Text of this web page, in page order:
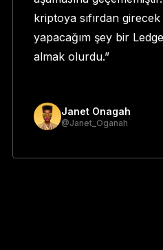
kriptoya sıfırdan
yapacağım şey bir
almak olurdu.”
Janet Onagah
@Janet_Oganah